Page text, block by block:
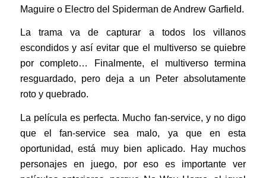
Maguire o Electro del Spiderman de Andrew Garfield.
La trama va de capturar a todos los villanos
escondidos y así evitar que el multiverso se quiebre
por completo… Finalmente, el multiverso termina
resguardado, pero deja a un Peter absolutamente
roto y quebrado.
La película es perfecta. Mucho fan-service, y no digo
que el fan-service sea malo, ya que en esta
oportunidad, está muy bien aplicado. Hay muchos
personajes en juego, por eso es importante ver